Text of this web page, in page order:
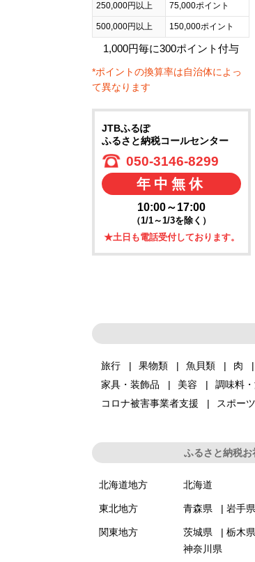
250,000円以上 75,000ポイント
500,000円以上 150,000ポイント
1,000円毎に300ポイント付与
*ポイントの換算率は自治体によっ
て異なります
JTBふるぽ
ふるさと納税コールセンター
050-3146-8299
年中無休
10:00～17:00
（1/1～1/3を除く）
★土日も電話受付しております。
旅行 果物類 魚貝類 肉
家具・装飾品
美容 調味料
コロナ被害事業者支援
スポー
ふるさと納税
北海道地方 北海道
東北地方 青森県 岩手県
関東地方 茨城県 栃木県
神奈川県